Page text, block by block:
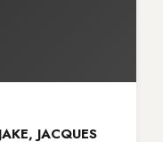
JACQUES